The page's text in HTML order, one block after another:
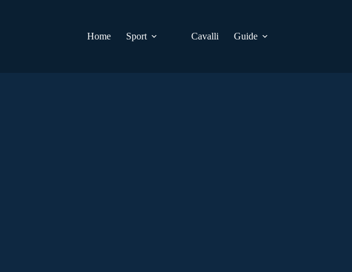
Home
Sport Cavalli Guide